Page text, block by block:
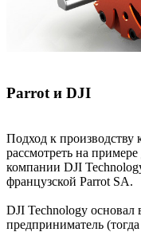
Parrot и DJI
Подход к производству
рассмотреть на
компании DJI
французской Parrot SA.
DJI Technology основал
предприниматель